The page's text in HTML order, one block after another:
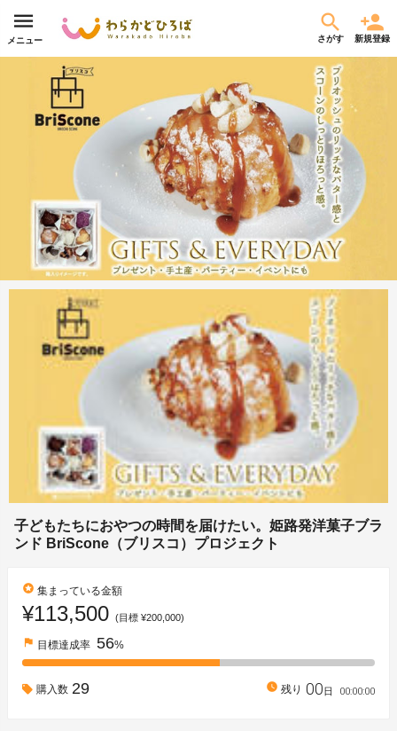
メニュー さがす 新規登録
子どもたちにおやつの時間を届けたい。姫路発洋菓子ブラ
ンド BriScone（ブリスコ）プロジェクト
stars 集まっている金額
¥113,500 (目標 ¥200,000)
flag 目標達成率 56%
購入数 29 watch_later 残り 00日 00:00:00